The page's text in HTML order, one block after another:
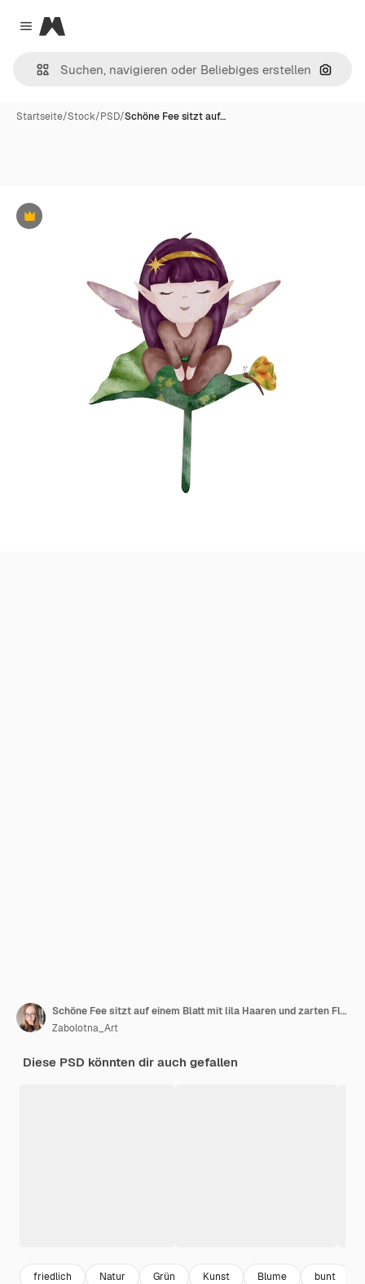
Close menu
Magnific
Nach
Startseite/Stock/PSD/Schöne Fee sitzt auf…
Premium
Schöne Fee sitzt auf einem Blatt mit lila Haaren und zarten Flügeln in einem skurrilen Stil
Zabolotna_Art
Diese PSD könnten dir auch gefallen
friedlich Natur Grün Kunst Blume bunt